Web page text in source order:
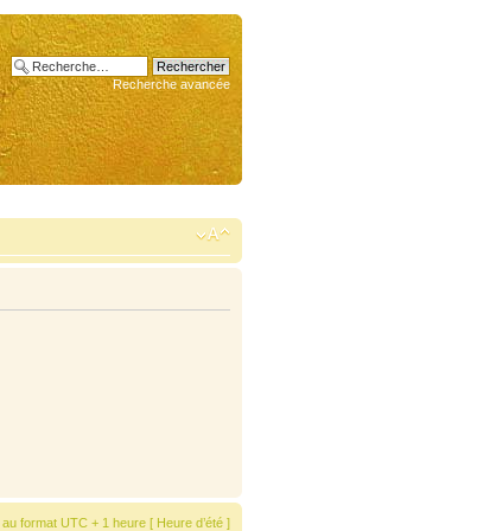
Recherche avancée
format UTC + 1 heure [ Heure d’été ]